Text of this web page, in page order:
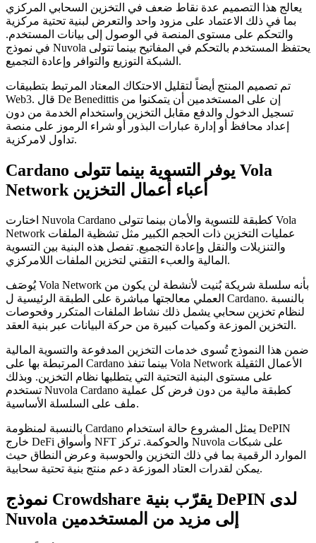
يعالج هذا التصميم عدة نقاط ضعف في التخزين السحابي المركزي
بما في ذلك الاعتماد على مزود واحد والتعرض لبنية تحتية مركزية
والتحكم على مستوى المنصة في الوصول إلى بيانات المستخدم.
في نموذج Nuvola يحتفظ المستخدم بالتحكم في المفاتيح بينما تتولى
الشبكة التوزيع والتوافر وإعادة التجميع.
تم تصميم المنتج أيضاً لتقليل الاحتكاك المعتاد المرتبط بتطبيقات
Web3. قال De Benedittis إن على المستخدمين أن يتمكنوا من
تسجيل الدخول والدفع مقابل التخزين واستخدام الخدمة من دون
إعداد محافظ أو إدارة عبارات البذور أو شراء الرموز على منصة
تداول لامركزية.
Cardano يوفر التسوية بينما تتولى Vola
Network أعباء أعمال التخزين
اختارت Nuvola Cardano كطبقة للتسوية والأمان بينما تتولى Vola
Network عمليات التخزين ذات الحجم الكبير مثل تشظية الملفات
والتنزيلات والنقل وإعادة التجميع. تفصل هذه البنية بين التسوية
المالية والعبء التقني لتخزين الملفات اللامركزي.
يُوصَف Vola Network بأنه سلسلة شريكة بُنيت لأنشطة لن يكون من
العملي معالجتها مباشرة على الطبقة الرئيسية ل Cardano. بالنسبة
لنظام تخزين سحابي يشمل ذلك نشاط الملفات المتكرر وفحوصات
التخزين الموزعة وكميات كبيرة من حركة البيانات عبر بنية العقد.
ضمن هذا النموذج تُسوى خدمات التخزين المدفوعة والتسوية المالية
المرتبطة بها على Cardano بينما تنفذ Vola Network الأعمال الثقيلة
على مستوى البنية التحتية التي يتطلبها نظام التخزين. وبذلك
تستخدم Nuvola Cardano كطبقة مالية من دون فرض كل عملية
ملف على السلسلة الأساسية.
بالنسبة لمنظومة Cardano يمثل المشروع حالة استخدام DePIN
خارج DeFi وأسواق NFT والحوكمة. تركز Nuvola على شبكات
الموارد الرقمية بما في ذلك التخزين والحوسبة وعرض النطاق حيث
يمكن لقدرات العتاد الموزعة دعم منتج بنية تحتية سحابية.
نموذج Crowdshare يقرّب بنية DePIN لدى
Nuvola إلى مزيد من المستخدمين